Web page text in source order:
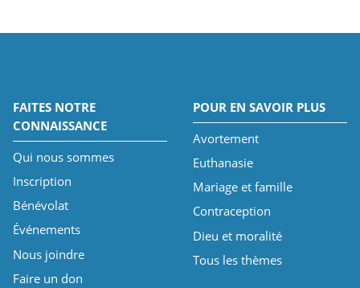
FAITES NOTRE
CONNAISSANCE
Qui nous sommes
Inscription
Bénévolat
Événements
Nous joindre
Faire un don
POUR EN SAVOIR PLUS
Avortement
Euthanasie
Mariage et famille
Contraception
Dieu et moralité
Tous les thèmes